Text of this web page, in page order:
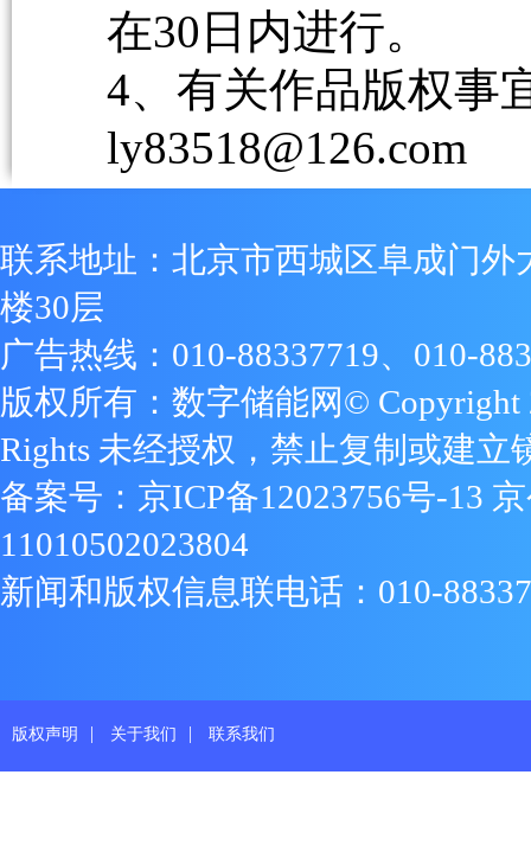
在30日内进行。
4、有关作品版权事
ly83518@126.com
联系地址：北京市西城区阜成门外
楼30层
广告热线：010-88337719、010-
版权所有：数字储能网© Copyright
Rights 未经授权，禁止复制或建立
备案号： 京ICP备12023756号-13
11010502023804
新闻和版权信息联电话：010-
版权声明 | 关于我们 | 联系我们